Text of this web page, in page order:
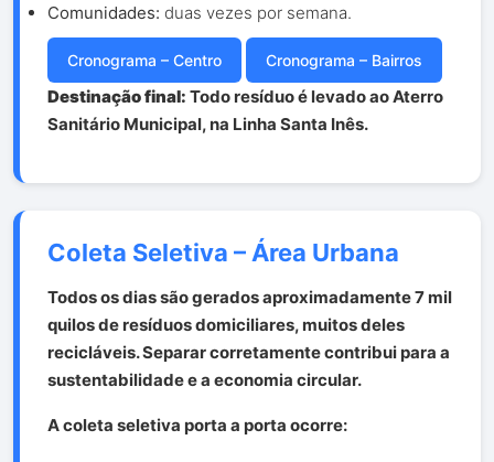
Comunidades: duas vezes por semana.
Cronograma – Centro Cronograma – Bairros
Destinação final: Todo resíduo é levado ao Aterro
Sanitário Municipal, na Linha Santa Inês.
Coleta Seletiva – Área Urbana
Todos os dias são gerados aproximadamente 7 mil
quilos de resíduos domiciliares, muitos deles
recicláveis. Separar corretamente contribui para a
sustentabilidade e a economia circular.
A coleta seletiva porta a porta ocorre: